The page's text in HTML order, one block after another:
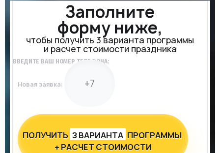
Заполните
форму ниже,
чтобы получить 3 варианта программы
и расчет стоимости праздника
ВВЕДИТЕ ВАШ НОМЕР ТЕЛЕФОНА:
Новая заявка:
ПОЛУЧИТЬ З ВАРИАНТА ПРОГРАММЫ
+ РАСЧЕТ СТОИМОСТИ